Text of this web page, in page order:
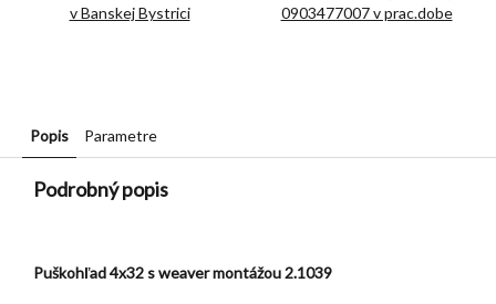
v Banskej Bystrici 0903477007 v prac.dobe
Popis Parametre
Podrobný popis
Puškohľad 4x32 s weaver montážou 2.1039